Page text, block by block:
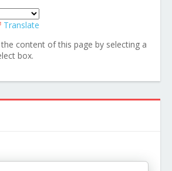
Translate
content of this page by selecting a
box.